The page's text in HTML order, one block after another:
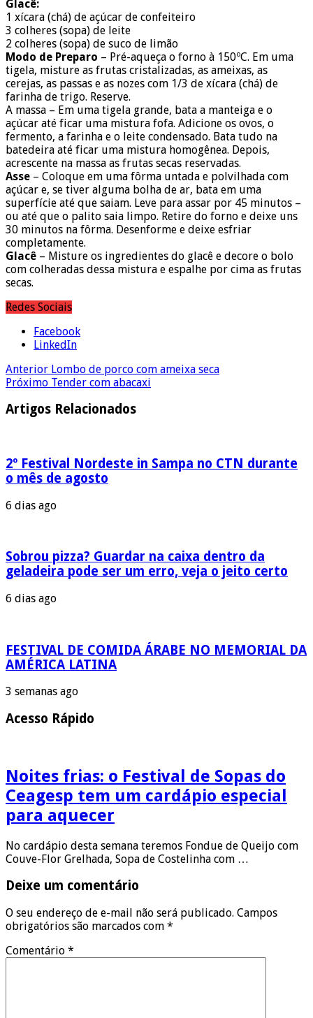
Glacê:
1 xícara (chá) de açúcar de confeiteiro
3 colheres (sopa) de leite
2 colheres (sopa) de suco de limão
Modo de Preparo – Pré-aqueça o forno à 150ºC. Em uma
tigela, misture as frutas cristalizadas, as ameixas, as
cerejas, as passas e as nozes com 1/3 de xícara (chá) de
farinha de trigo. Reserve.
A massa – Em uma tigela grande, bata a manteiga e o
açúcar até ficar uma mistura fofa. Adicione os ovos, o
fermento, a farinha e o leite condensado. Bata tudo na
batedeira até ficar uma mistura homogênea. Depois,
acrescente na massa as frutas secas reservadas.
Asse – Coloque em uma fôrma untada e polvilhada com
açúcar e, se tiver alguma bolha de ar, bata em uma
superfície até que saiam. Leve para assar por 45 minutos –
ou até que o palito saia limpo. Retire do forno e deixe uns
30 minutos na fôrma. Desenforme e deixe esfriar
completamente.
Glacê – Misture os ingredientes do glacê e decore o bolo
com colheradas dessa mistura e espalhe por cima as frutas
secas.
Redes Sociais
Facebook
LinkedIn
Anterior Lombo de porco com ameixa seca
Próximo Tender com abacaxi
Artigos Relacionados
2º Festival Nordeste in Sampa no CTN durante
o mês de agosto
6 dias ago
Sobrou pizza? Guardar na caixa dentro da
geladeira pode ser um erro, veja o jeito certo
6 dias ago
FESTIVAL DE COMIDA ÁRABE NO MEMORIAL DA
AMÉRICA LATINA
3 semanas ago
Acesso Rápido
Noites frias: o Festival de Sopas do
Ceagesp tem um cardápio especial
para aquecer
No cardápio desta semana teremos Fondue de Queijo com
Couve-Flor Grelhada, Sopa de Costelinha com …
Deixe um comentário
O seu endereço de e-mail não será publicado. Campos
obrigatórios são marcados com *
Comentário *